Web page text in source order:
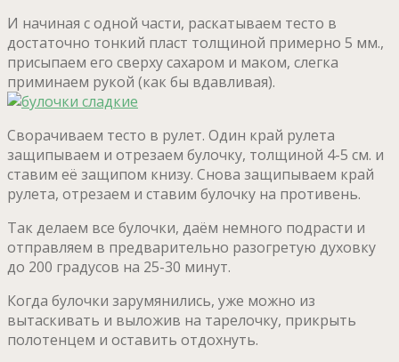
И начиная с одной части, раскатываем тесто в
достаточно тонкий пласт толщиной примерно 5 мм.,
присыпаем его сверху сахаром и маком, слегка
приминаем рукой (как бы вдавливая).
Сворачиваем тесто в рулет. Один край рулета
защипываем и отрезаем булочку, толщиной 4-5 см. и
ставим её защипом книзу. Снова защипываем край
рулета, отрезаем и ставим булочку на противень.
Так делаем все булочки, даём немного подрасти и
отправляем в предварительно разогретую духовку
до 200 градусов на 25-30 минут.
Когда булочки зарумянились, уже можно из
вытаскивать и выложив на тарелочку, прикрыть
полотенцем и оставить отдохнуть.